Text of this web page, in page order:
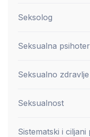
Seksolog
Seksualna
Seksualno zdravlje
Seksualnost
Sistematski i